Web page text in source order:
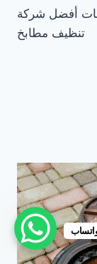
أفضل شركة
تنظيف مطابخ